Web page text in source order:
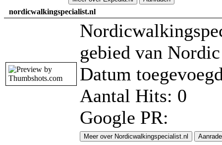
nordicwalkingspecialist.nl
gebied van
Datum
Aantal Hits: 0
Google PR:
Meer over Nordicwalkingspecialist.nl